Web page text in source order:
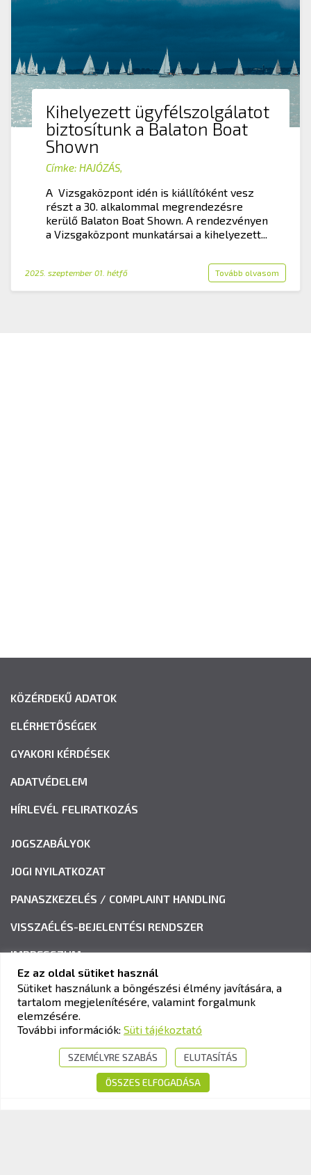
Kihelyezett ügyfélszolgálatot
biztosítunk a Balaton Boat
Shown
Címke: HAJÓZÁS,
A Vizsgaközpont idén is kiállítóként vesz
részt a 30. alkalommal megrendezésre
kerülő Balaton Boat Shown. A rendezvényen
a Vizsgaközpont munkatársai a kihelyezett...
2025. szeptember 01. hétfő Tovább olvasom
KÖZÉRDEKŰ ADATOK
ELÉRHETŐSÉGEK
GYAKORI KÉRDÉSEK
ADATVÉDELEM
HÍRLEVÉL FELIRATKOZÁS
JOGSZABÁLYOK
JOGI NYILATKOZAT
PANASZKEZELÉS / COMPLAINT HANDLING
VISSZAÉLÉS-BEJELENTÉSI RENDSZER
IMPRESSZUM
KAV KÖZLEKEDÉSI ALKALMASSÁGI ÉS VIZSGAKÖZPONT
Cím:1033 Budapest, Polgár utca 8-10.
+36-1-510-0101
info@kavk.hu
Ez az oldal sütiket használ
Sütiket használunk a böngészési élmény javítására, a
tartalom megjelenítésére, valamint forgalmunk
elemzésére.
További információk: Süti tájékoztató
SZEMÉLYRE SZABÁS ELUTASÍTÁS
ÖSSZES ELFOGADÁSA